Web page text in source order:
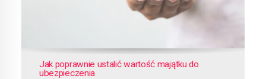
Jak poprawnie ustalić wartość majątku do
ubezpieczenia